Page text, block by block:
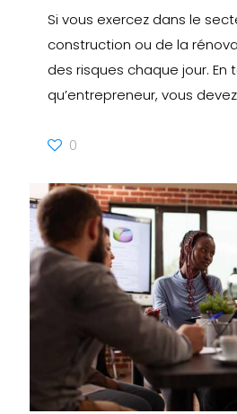
Si vous exercez dans le
construction ou de la
des risques chaque jour. En
qu’entrepreneur, vous
0